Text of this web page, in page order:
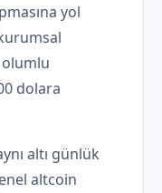
yol
dolara
altı günlük
altcoin